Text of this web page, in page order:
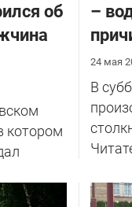
об
котором
–
24 мая
В